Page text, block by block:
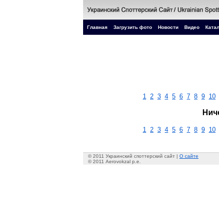
Главная Загрузить фото Новости Видео
1 2 3 4 5 6 7 8 9 10
1 2 3 4 5 6 7 8 9 10
© 2011 Украинский споттерский сайт | О сайте
© 2011 Aerovokzal p.e.